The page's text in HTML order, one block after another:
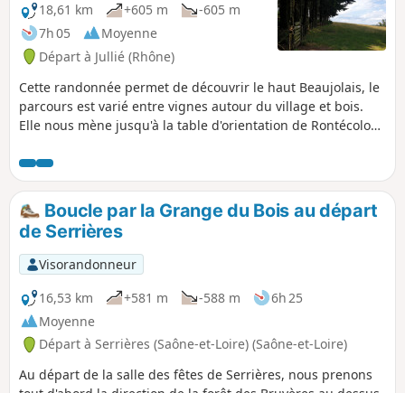
18,61 km
+605 m
-605 m
7h 05
Moyenne
Départ à Jullié (Rhône)
Cette randonnée permet de découvrir le haut Beaujolais, le
parcours est varié entre vignes autour du village et bois.
Elle nous mène jusqu'à la table d'orientation de Rontécolon,
où se trouve une stèle en mémoire des martyrs de la
résistance.
Boucle par la Grange du Bois au départ
de Serrières
Visorandonneur
16,53 km
+581 m -588 m
6h 25
Moyenne
Départ à Serrières (Saône-et-Loire) (Saône-et-Loire)
Au départ de la salle des fêtes de Serrières, nous prenons